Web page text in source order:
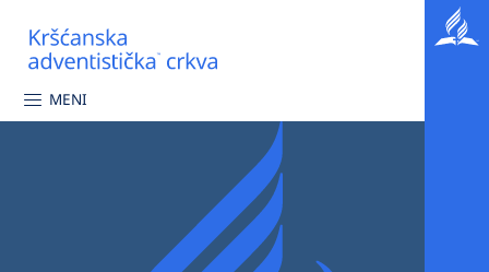
MENI